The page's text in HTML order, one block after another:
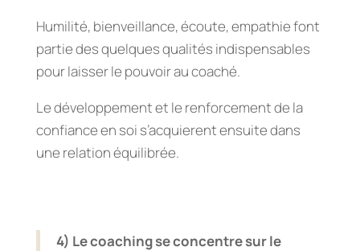
Humilité, bienveillance, écoute, empathie font
partie des quelques qualités indispensables
pour laisser le pouvoir au coaché.
Le développement et le renforcement de la
confiance en soi s’acquierent ensuite dans
une relation équilibrée.
4) Le coaching se concentre sur le